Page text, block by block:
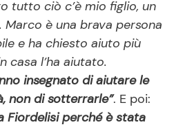
tutto ciò c’è mio figlio, un
Marco è una brava persona
e ha chiesto aiuto più
casa l’ha aiutato.
insegnato di aiutare le
non di sotterrarle”. E poi:
Fiordelisi perché è stata